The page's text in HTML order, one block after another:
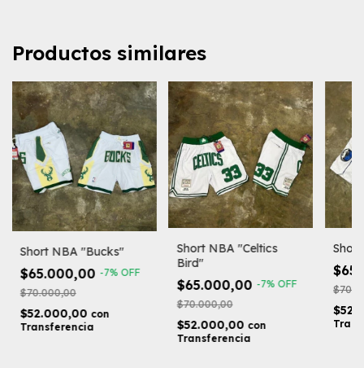
Productos similares
Short NBA "Bucks"
$65.000,00 -7% OFF
$70.000,00
$52.000,00 con
Transferencia
Short NBA "Celtics
Bird"
$65.000,00 -7% OFF
$70.000,00
$52.000,00 con
Transferencia